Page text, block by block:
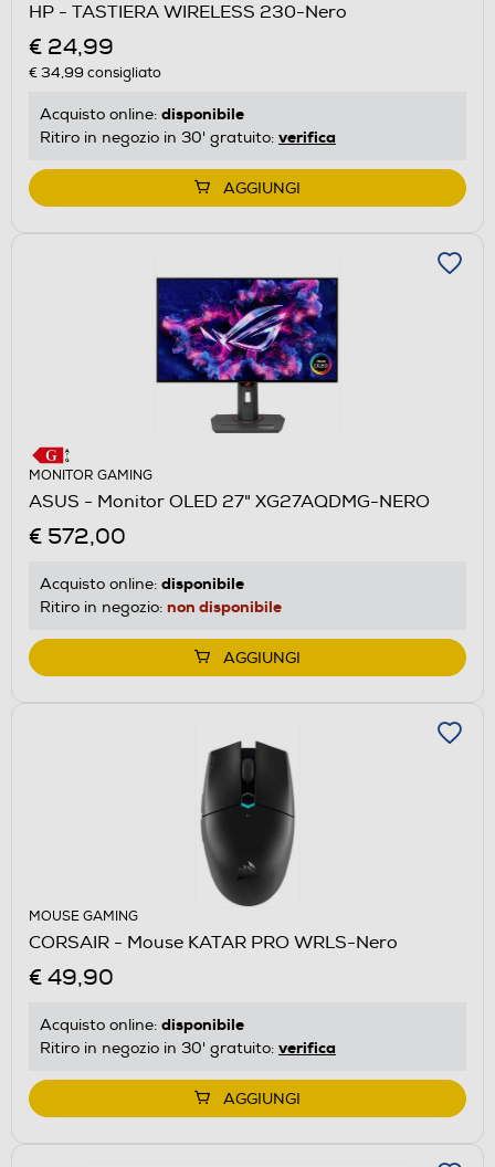
HP - TASTIERA WIRELESS 230-Nero
€ 24,99
€ 34,99 consigliato
Acquisto online: disponibile
Ritiro in negozio in 30' gratuito: verifica
AGGIUNGI
MONITOR GAMING
ASUS - Monitor OLED 27" XG27AQDMG-NERO
€ 572,00
Acquisto online: disponibile
Ritiro in negozio: non disponibile
AGGIUNGI
MOUSE GAMING
CORSAIR - Mouse KATAR PRO WRLS-Nero
€ 49,90
Acquisto online: disponibile
Ritiro in negozio in 30' gratuito: verifica
AGGIUNGI